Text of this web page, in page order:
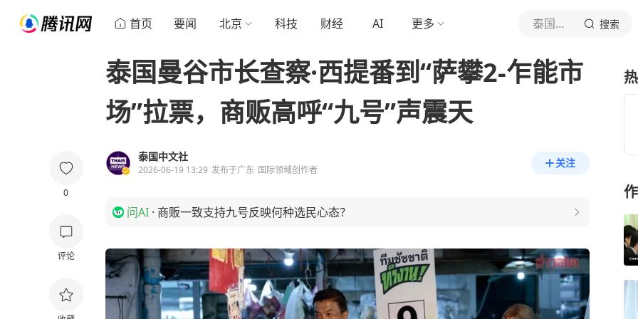
首页 要闻 北京 科技 财经 AI 更多 泰国中文社 搜索
0
评论
泰国曼谷市长查察·西提番到“萨攀2-乍能市
场”拉票，商贩高呼“九号”声震天
泰国中文社
2026-06-19 13:29 发布于广东 国际领域创作者
关注
问AI · 商贩一致支持九号反映何种选民心态？